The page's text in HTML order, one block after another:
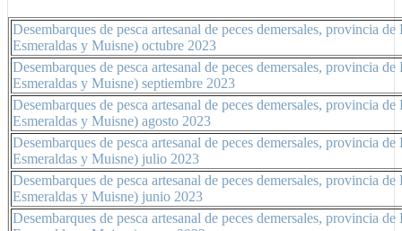
Desembarques de pesca artesanal de peces demersales, provincia
Esmeraldas y Muisne) octubre 2023
Desembarques de pesca artesanal de peces demersales, provincia
Esmeraldas y Muisne) septiembre 2023
Desembarques de pesca artesanal de peces demersales, provincia
Esmeraldas y Muisne) agosto 2023
Desembarques de pesca artesanal de peces demersales, provincia
Esmeraldas y Muisne) julio 2023
Desembarques de pesca artesanal de peces demersales, provincia
Esmeraldas y Muisne) junio 2023
Desembarques de pesca artesanal de peces demersales, provincia